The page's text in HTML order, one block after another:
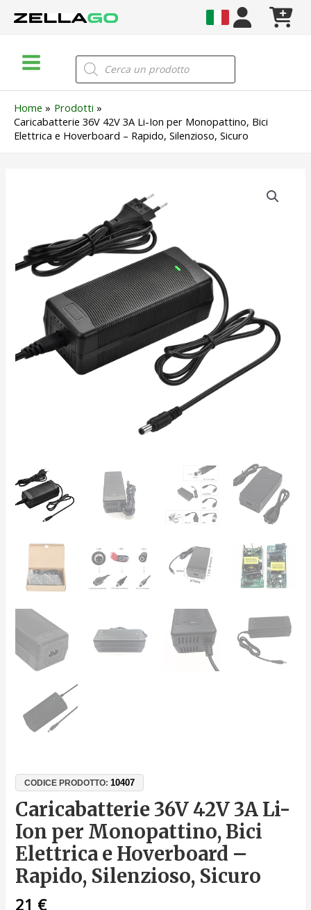
Menu
Products
search
Home
Prodotti
Caricabatterie 36V 42V 3A Li-Ion per Monopattino, Bici
Elettrica e Hoverboard – Rapido, Silenzioso, Sicuro
CODICE PRODOTTO:10407
Caricabatterie 36V 42V 3A Li-
Ion per Monopattino, Bici
Elettrica e Hoverboard –
Rapido, Silenzioso, Sicuro
21 €
Ion
Monopattino,
Elettrica
Hoverboard